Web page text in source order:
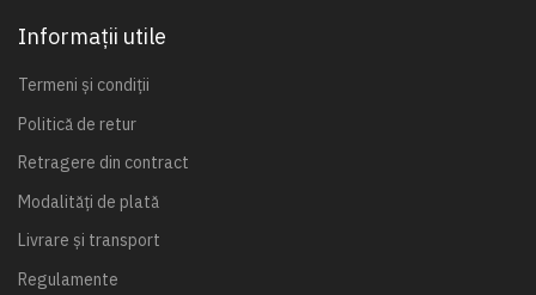
Informații utile
Termeni și condiții
Politică de retur
Retragere din contract
Modalități de plată
Livrare și transport
Regulamente